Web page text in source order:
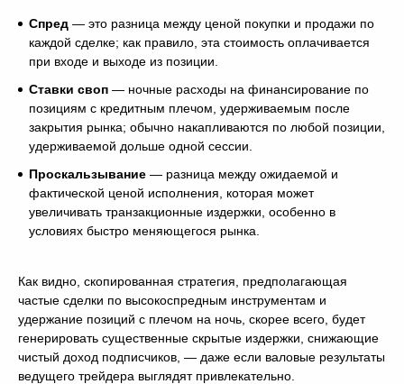
Спред — это разница между ценой покупки и продажи по
каждой сделке; как правило, эта стоимость оплачивается
при входе и выходе из позиции.
Ставки своп — ночные расходы на финансирование по
позициям с кредитным плечом, удерживаемым после
закрытия рынка; обычно накапливаются по любой позиции,
удерживаемой дольше одной сессии.
Проскальзывание — разница между ожидаемой и
фактической ценой исполнения, которая может
увеличивать транзакционные издержки, особенно в
условиях быстро меняющегося рынка.
Как видно, скопированная стратегия, предполагающая
частые сделки по высокоспредным инструментам и
удержание позиций с плечом на ночь, скорее всего, будет
генерировать существенные скрытые издержки, снижающие
чистый доход подписчиков, — даже если валовые результаты
ведущего трейдера выглядят привлекательно.